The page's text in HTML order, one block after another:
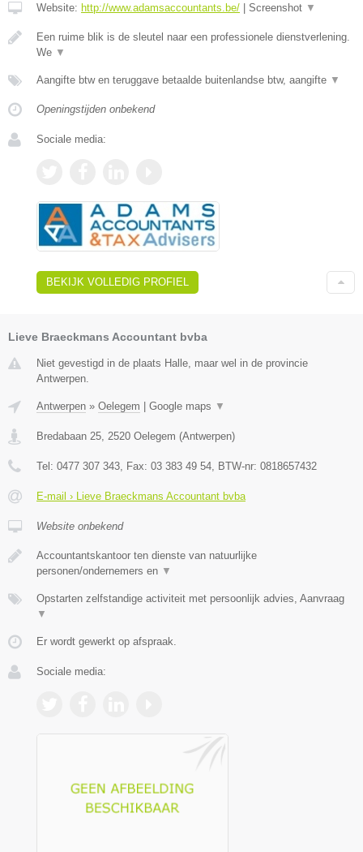
Website: http://www.adamsaccountants.be/ Screenshot ▼
Een ruime blik is de sleutel naar een professionele dienstverlening.
We ▼
Aangifte btw en teruggave betaalde buitenlandse btw, aangifte ▼
Openingstijden onbekend
Sociale media:
BEKIJK VOLLEDIG PROFIEL
Lieve Braeckmans Accountant bvba
Niet gevestigd in de plaats Halle, maar wel in de provincie
Antwerpen.
Antwerpen » Oelegem Google maps ▼
Bredabaan 25, 2520 Oelegem (Antwerpen)
Tel: 0477 307 343, Fax: 03 383 49 54, BTW-nr: 0818657432
E-mail › Lieve Braeckmans Accountant bvba
Website onbekend
Accountantskantoor ten dienste van natuurlijke
personen/ondernemers en ▼
Opstarten zelfstandige activiteit met persoonlijk advies, Aanvraag
▼
Er wordt gewerkt op afspraak.
Sociale media: